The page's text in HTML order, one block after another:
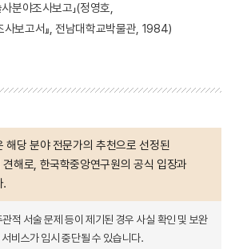
분야조사보고」(정영호,
사보고서』, 전남대학교박물관, 1984)
해당 분야 전문가의 추천으로 선정된
해로, 한국학중앙연구원의 공식 입장과
.
적 서술 문제 등이 제기된 경우 사실 확인 및 보완
비스가 임시 중단될 수 있습니다.